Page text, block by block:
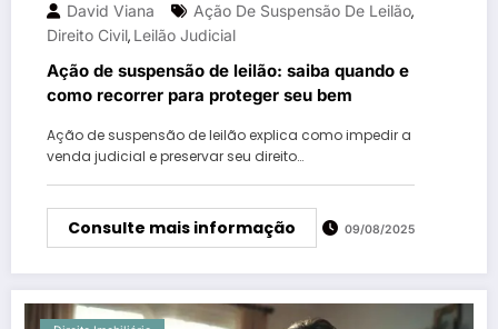
David Viana Ação De Suspensão De Leilão,
Direito Civil, Leilão Judicial
Ação de suspensão de leilão: saiba quando e
como recorrer para proteger seu bem
Ação de suspensão de leilão explica como impedir a
venda judicial e preservar seu direito…
Consulte mais informação 09/08/2025